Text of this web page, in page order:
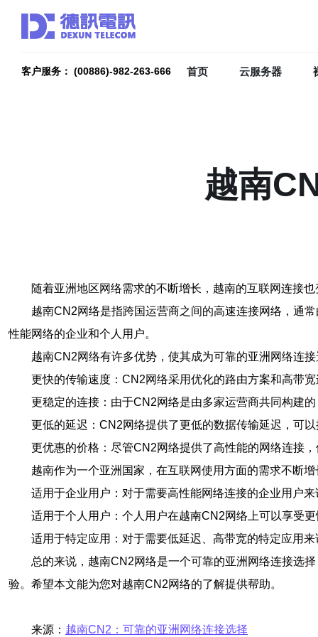
客户服务： (00886)-982-263-666 首页 云服务器
越南
随着亚洲地区网络需求的不断增长，越南的互联网连接
越南CN2网络是指跨国运营商之间的高速连接网络，通
性能网络的企业和个人用户。
越南CN2网络有许多优势，使其成为可靠的亚洲网络连
更快的传输速度：CN2网络采用优化的路由方案和高带
更稳定的连接：由于CN2网络是由多家运营商共同构建
更低的延迟：CN2网络提供了更低的数据传输延迟，可
更优惠的价格：尽管CN2网络提供了高性能的网络连接
越南作为一个亚洲国家，在互联网使用方面的需求不断
适用于企业用户：对于需要高性能网络连接的企业用户
适用于个人用户：个人用户在越南CN2网络上可以享受
适用于特定应用：对于需要低延迟、高带宽的特定应用
总的来说，越南CN2网络是一个可靠的亚洲网络连接选
验。希望本文能为您对越南CN2网络的了解提供帮助。
来源： 越南CN2：可靠的亚洲网络连接选择